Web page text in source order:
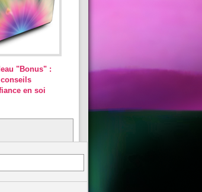
"Bonus" :
conseils
en soi